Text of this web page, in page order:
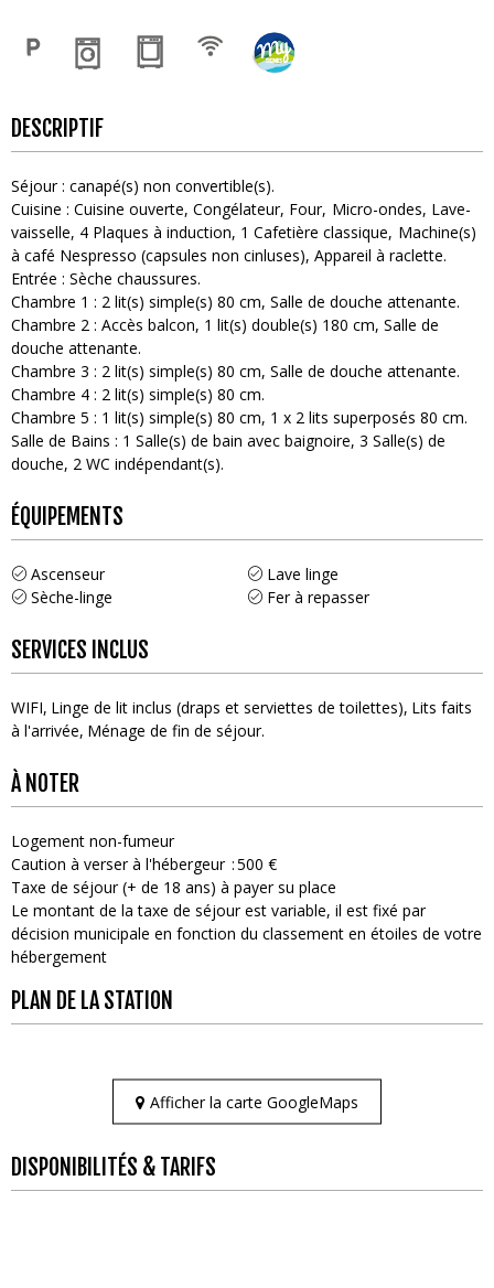
DESCRIPTIF
Séjour: canapé(s) non convertible(s)
Cuisine : Cuisine ouverte Congélateur Four Micro-ondes Lave-
vaisselle 4 Plaques à induction 1 Cafetière classique Machine(s)
à café Nespresso (capsules non cinluses) Appareil à raclette
Entrée : Sèche chaussures
Chambre 1 : 2 lit(s) simple(s) 80 cm Salle de douche attenante
Chambre 2 : Accès balcon 1 lit(s) double(s) 180 cm Salle de
douche attenante
Chambre 3 : 2 lit(s) simple(s) 80 cm Salle de douche attenante
Chambre 4 : 2 lit(s) simple(s) 80 cm
Chambre 5 : 1 lit(s) simple(s) 80 cm 1 x 2 lits superposés 80 cm
Salle de Bains : 1 Salle(s) de bain avec baignoire 3 Salle(s) de
douche 2 WC indépendant(s)
ÉQUIPEMENTS
Ascenseur
Lave linge
Sèche-linge
Fer à repasser
SERVICES INCLUS
WIFI Linge de lit inclus (draps et serviettes de toilettes) Lits faits
à l'arrivée Ménage de fin de séjour
À NOTER
Logement non-fumeur
Caution à verser à l'hébergeur 500 €
Taxe de séjour (+ de 18 ans) à payer su place
Le montant de la taxe de séjour est variable, il est fixé par
décision municipale en fonction du classement en étoiles de votre
hébergement
PLAN DE LA STATION
Afficher la carte GoogleMaps
DISPONIBILITÉS & TARIFS